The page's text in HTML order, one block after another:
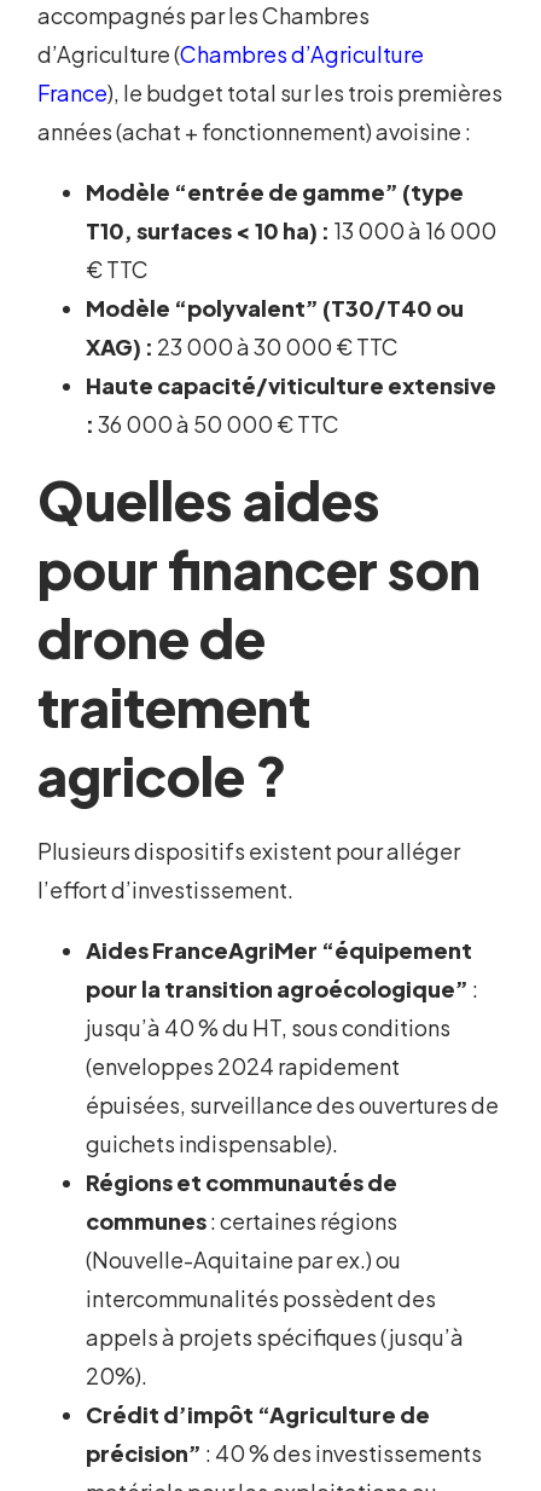
accompagnés par les Chambres
d’Agriculture (Chambres d’Agriculture
France), le budget total sur les trois premières
années (achat + fonctionnement) avoisine :
Modèle “entrée de gamme” (type
T10, surfaces < 10 ha) : 13 000 à 16 000
€ TTC
Modèle “polyvalent” (T30/T40 ou
XAG) : 23 000 à 30 000 € TTC
Haute capacité/viticulture extensive
: 36 000 à 50 000 € TTC
Quelles aides
pour financer son
drone de
traitement
agricole ?
Plusieurs dispositifs existent pour alléger
l’effort d’investissement.
Aides FranceAgriMer “équipement
pour la transition agroécologique” :
jusqu’à 40 % du HT, sous conditions
(enveloppes 2024 rapidement
épuisées, surveillance des ouvertures de
guichets indispensable).
Régions et communautés de
communes: certaines régions
(Nouvelle-Aquitaine par ex.) ou
intercommunalités possèdent des
appels à projets spécifiques (jusqu’à
20%).
Crédit d’impôt “Agriculture de
précision” : 40 % des investissements